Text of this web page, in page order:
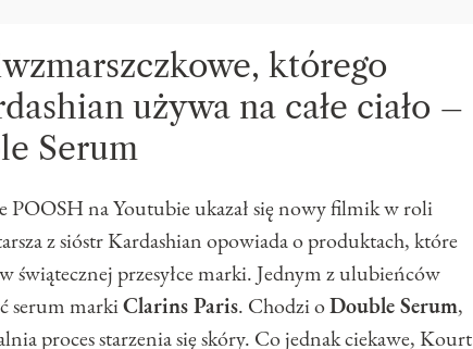
którego
używa na całe ciało –
Serum
POOSH na Youtubie ukazał się nowy filmik w roli
z sióstr Kardashian opowiada o produktach, które
świątecznej przesyłce marki. Jednym z ulubieńców
serum markiClarins Paris. Chodzi oDouble Serum,
proces starzenia się skóry. Co jednak ciekawe, Kourt